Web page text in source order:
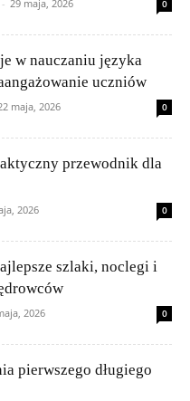
- 29 maja, 2026 0
w nauczaniu języka
uczniów
maja, 2026 0
przewodnik dla
2026 0
szlaki, noclegi i
2026 0
pierwszego długiego